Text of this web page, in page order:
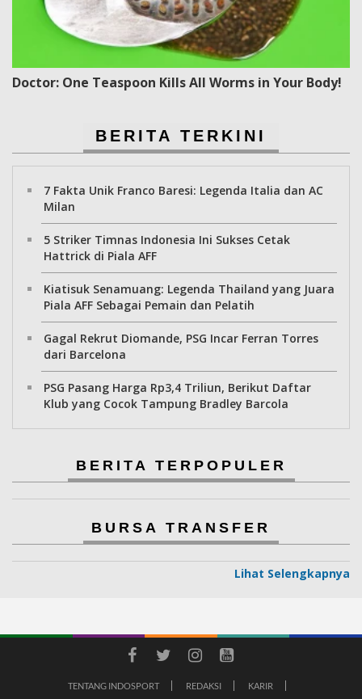
Doctor: One Teaspoon Kills All Worms in Your Body!
BERITA TERKINI
7 Fakta Unik Franco Baresi: Legenda Italia dan AC
Milan
5 Striker Timnas Indonesia Ini Sukses Cetak
Hattrick di Piala AFF
Kiatisuk Senamuang: Legenda Thailand yang Juara
Piala AFF Sebagai Pemain dan Pelatih
Gagal Rekrut Diomande, PSG Incar Ferran Torres
dari Barcelona
PSG Pasang Harga Rp3,4 Triliun, Berikut Daftar
Klub yang Cocok Tampung Bradley Barcola
BERITA TERPOPULER
BURSA TRANSFER
Lihat Selengkapnya
TENTANG INDOSPORT REDAKSI
KARIR